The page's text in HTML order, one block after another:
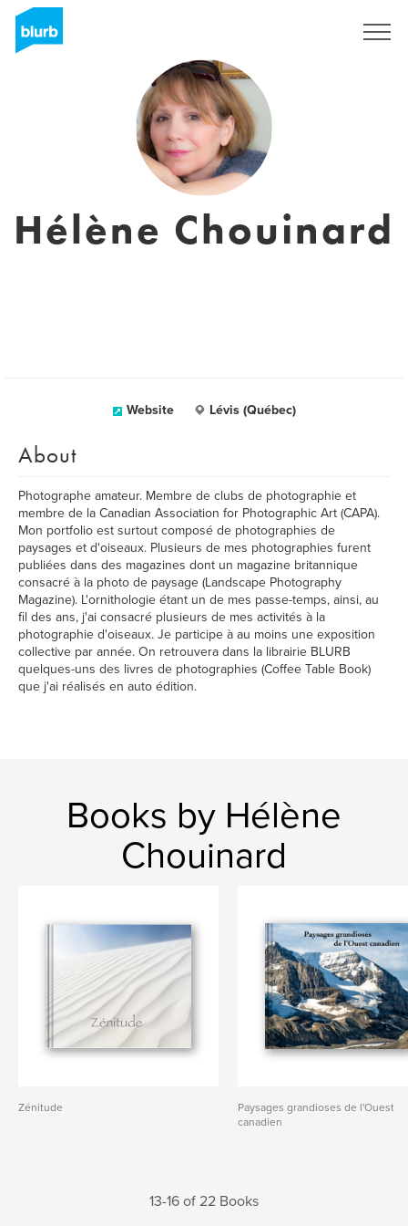
Hélène Chouinard
Website Lévis (Québec)
About
Photographe amateur. Membre de clubs de photographie et
membre de la Canadian Association for Photographic Art (CAPA).
Mon portfolio est surtout composé de photographies de
paysages et d'oiseaux. Plusieurs de mes photographies furent
publiées dans des magazines dont un magazine britannique
consacré à la photo de paysage (Landscape Photography
Magazine). L'ornithologie étant un de mes passe-temps, ainsi, au
fil des ans, j'ai consacré plusieurs de mes activités à la
photographie d'oiseaux. Je participe à au moins une exposition
collective par année. On retrouvera dans la librairie BLURB
quelques-uns des livres de photographies (Coffee Table Book)
que j'ai réalisés en auto édition.
Books by Hélène
Chouinard
Zénitude
Paysages grandioses de l'Ouest
canadien
13-16 of 22 Books